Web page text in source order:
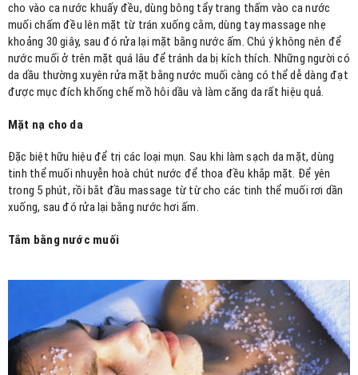
cho vào ca nước khuấy đều, dùng bông tẩy trang thấm vào ca nước
muối chấm đều lên mặt từ trán xuống cằm, dùng tay massage nhẹ
khoảng 30 giây, sau đó rửa lại mặt bằng nước ấm. Chú ý không nên để
nước muối ở trên mặt quá lâu để tránh da bị kích thích. Những người có
da dầu thường xuyên rửa mặt bằng nước muối càng có thể dễ dàng đạt
được mục đích khống chế mồ hôi dầu và làm căng da rất hiệu quả.
Mặt nạ cho da
Đặc biệt hữu hiệu để trị các loại mụn. Sau khi làm sạch da mặt, dùng
tinh thể muối nhuyễn hoà chút nước để thoa đều khắp mặt. Để yên
trong 5 phút, rồi bắt đầu massage từ từ cho các tinh thể muối rơi dần
xuống, sau đó rửa lại bằng nước hơi ấm.
Tắm bằng nước muối